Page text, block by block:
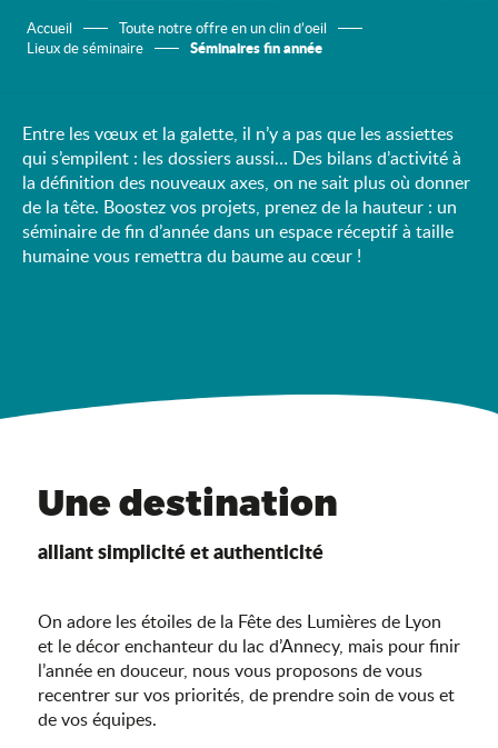
Accueil
Toute notre offre en un clin d’oeil
Lieux de séminaire
Séminaires fin année
Entre les vœux et la galette, il n’y a pas que les assiettes
qui s’empilent : les dossiers aussi… Des bilans d’activité à
la définition des nouveaux axes, on ne sait plus où donner
de la tête. Boostez vos projets, prenez de la hauteur : un
séminaire de fin d’année dans un espace réceptif à taille
humaine vous remettra du baume au cœur !
Une destination
alliant simplicité et authenticité
On adore les étoiles de la Fête des Lumières de Lyon
et le décor enchanteur du lac d’Annecy, mais pour finir
l’année en douceur, nous vous proposons de vous
recentrer sur vos priorités, de prendre soin de vous et
de vos équipes.